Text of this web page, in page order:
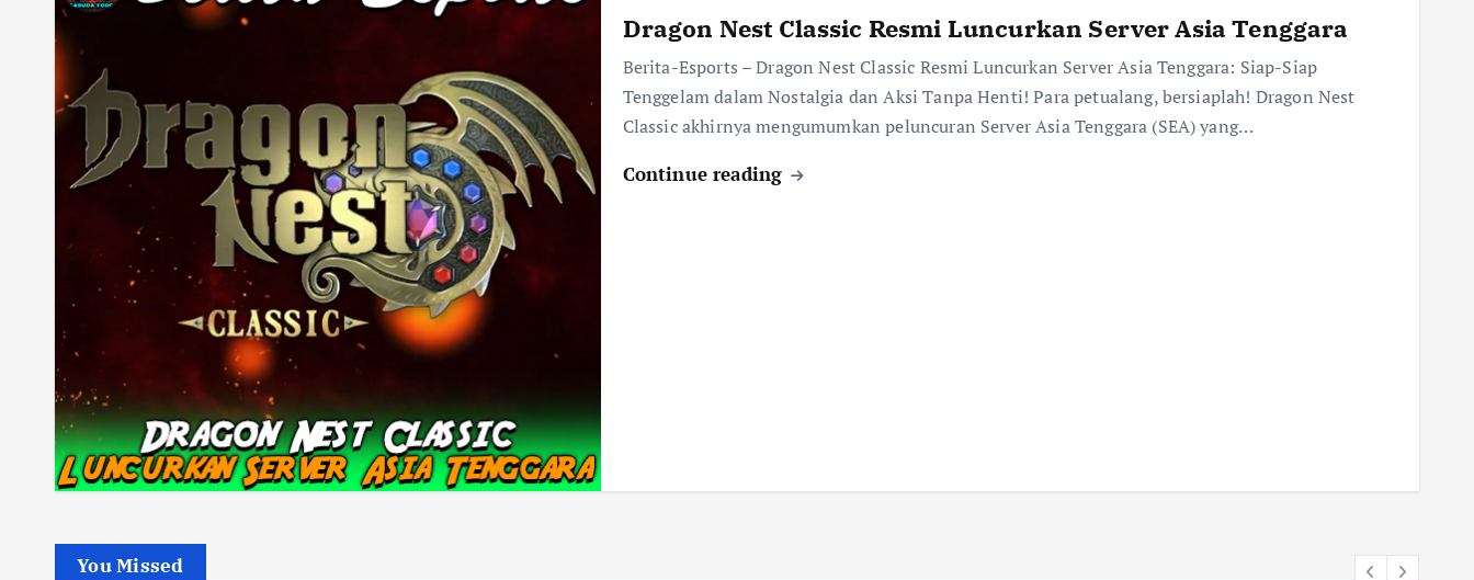
Dragon Nest Classic Resmi Luncurkan Server Asia Tenggara
Berita-Esports – Dragon Nest Classic Resmi Luncurkan Server Asia Tenggara: Siap-Siap
Tenggelam dalam Nostalgia dan Aksi Tanpa Henti! Para petualang, bersiaplah! Dragon Nest
Classic akhirnya mengumumkan peluncuran Server Asia Tenggara (SEA) yang…
Continue reading
You Missed